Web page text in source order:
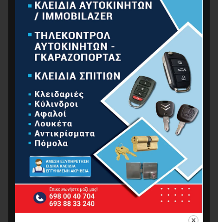
ΒΕΡΜΟΥΔΑ ΜΕ ΤΣΕΠΕΣ XL/56, 260g/m2